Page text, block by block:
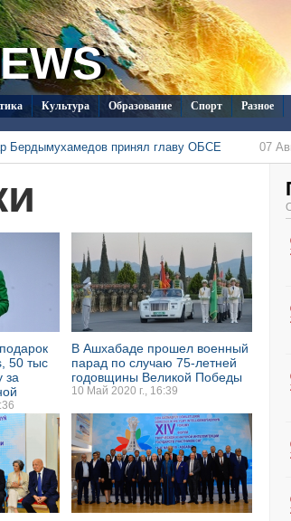
Культура Образование Спорт Разное
Бердымухамедов принял главу ОБСЕ
07
прошла встреча с новым послом Кувейта
07
07
на конкурс документального кино в
07
«Akhal-Téké France» на чемпионат мира
05
50 тыс
за
В Ашхабаде прошел военный
парад по случаю 75-летней
годовщины Великой Победы
10 Май 2020 г., 16:39